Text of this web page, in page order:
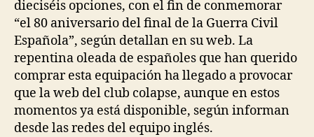
dieciséis opciones, con el fin de conmemorar
“el 80 aniversario del final de la Guerra Civil
Española”, según detallan en su web. La
repentina oleada de españoles que han querido
comprar esta equipación ha llegado a provocar
que la web del club colapse, aunque en estos
momentos ya está disponible, según informan
desde las redes del equipo inglés.